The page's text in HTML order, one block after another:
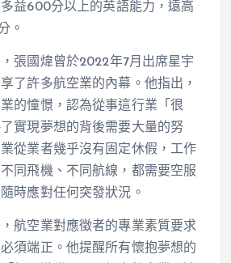
益600分以上的英語能力，遠高
。
張國煒曾於2022年7月出席星宇
了許多航空業的內幕。他指出，
的憧憬，認為從事這行業「很
實現夢想的背後需要大量的努
從業者幾乎沒有固定休假，工作
同飛機、不同航線，都需要空服
時應對任何突發狀況。
航空業對應徵者的專業素質要求
須端正。他提醒所有懷抱夢想的